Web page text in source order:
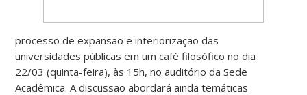
processo de expansão e interiorização das
universidades públicas em um café filosófico no dia
22/03 (quinta-feira), às 15h, no auditório da Sede
Acadêmica. A discussão abordará ainda temáticas